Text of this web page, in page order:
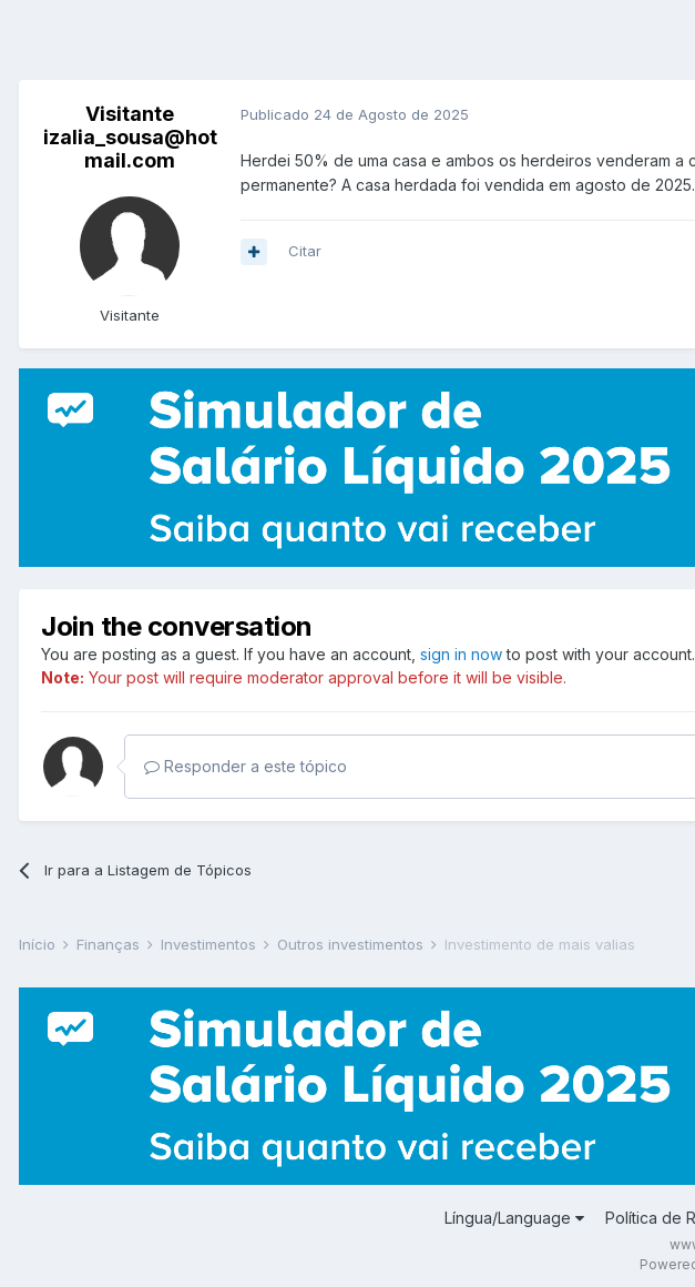
Visitante
izalia_sousa@hot
mail.com
Visitante
Publicado 24 de Agosto de 2025
Herdei 50% de uma casa e ambos os herdeiros venderam
permanente? A casa herdada foi vendida em agosto de
Citar
Join the conversation
You are posting as a guest. If you have an account, sign in nowto post with your account.
Note: Your post will require moderator approval before it will be visible.
Responder a este tópico
Ir para a Listagem de Tópicos
Início Finanças Investimentos Outros investimentos Investimento de mais valias
Língua/Language Política de